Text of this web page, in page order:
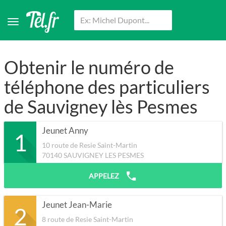
Obtenir le numéro de
téléphone des particuliers
de Sauvigney lès Pesmes
1 Jeunet Anny
10 route de Resie Saint-Martin
70140SAUVIGNEY LES PESMES
APPELEZ
2 Jeunet Jean-Marie
8 route de Resie Saint-Martin